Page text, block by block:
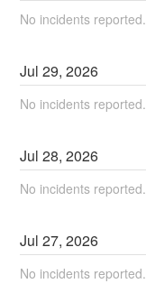
No incidents reported.
Jul29,2026
No incidents reported.
Jul28,2026
No incidents reported.
Jul27,2026
No incidents reported.